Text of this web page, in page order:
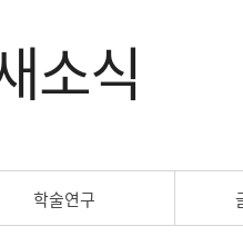
소식
학술연구